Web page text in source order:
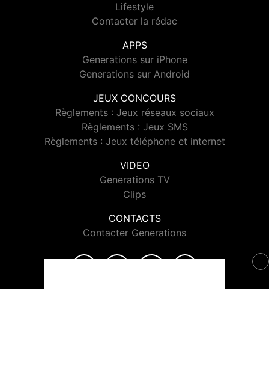
Lifestyle
Contacter la rédac
APPS
Generations sur iPhone
Generations sur Android
JEUX CONCOURS
Règlements : Jeux réseaux sociaux
Règlements : Jeux SMS
Règlements : Jeux téléphone et internet
VIDEO
Generations TV
Clips
CONTACTS
Contacter Generations